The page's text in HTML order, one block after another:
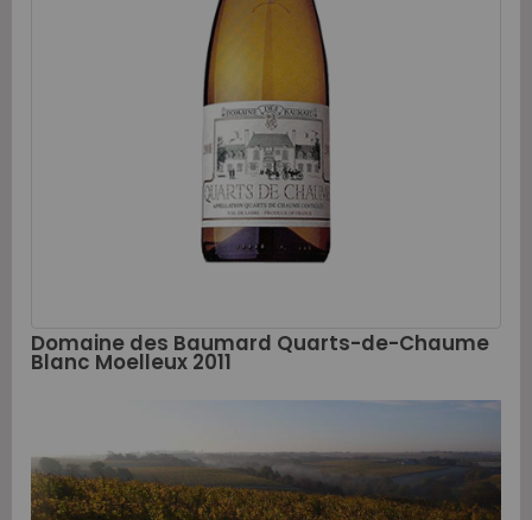
Domaine des Baumard Quarts-de-Chaume
Blanc Moelleux 2011